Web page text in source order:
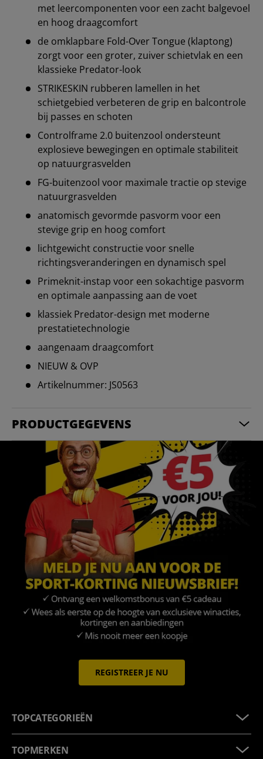
met leercomponenten voor een zacht balgevoel
en hoog draagcomfort
de omklapbare Fold-Over Tongue (klaptong)
zorgt voor een groter, zuiver schietvlak en een
klassieke Predator-look
STRIKESKIN rubberen lamellen in het
schietgebied verbeteren de grip en balcontrole
bij passes en schoten
Controlframe 2.0 buitenzool ondersteunt
explosieve bewegingen en optimale stabiliteit
op natuurgrasvelden
FG-buitenzool voor maximale tractie op stevige
natuurgrasvelden
anatomisch gevormde pasvorm voor een
stevige grip en hoog comfort
lichtgewicht constructie voor snelle
richtingsveranderingen en dynamisch spel
Primeknit-instap voor een sokachtige pasvorm
en optimale aanpassing aan de voet
klassiek Predator-design met moderne
prestatietechnologie
aangenaam draagcomfort
NIEUW & OVP
Artikelnummer: JS0563
PRODUCTGEGEVENS
REGISTREER JE NU
TOPCATEGORIEËN
TOPMERKEN